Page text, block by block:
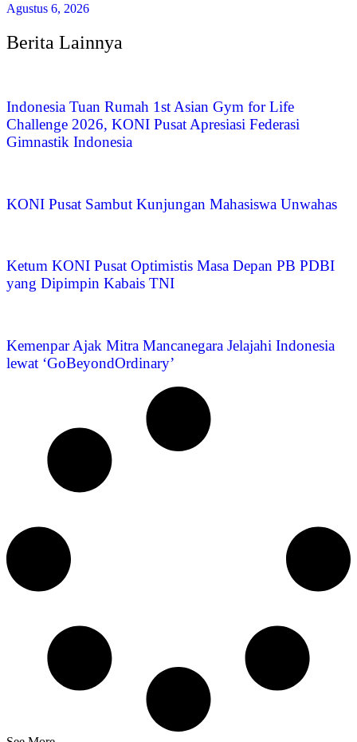
Agustus 6, 2026
Berita Lainnya
Indonesia Tuan Rumah 1st Asian Gym for Life
Challenge 2026, KONI Pusat Apresiasi Federasi
Gimnastik Indonesia
KONI Pusat Sambut Kunjungan Mahasiswa Unwahas
Ketum KONI Pusat Optimistis Masa Depan PB PDBI
yang Dipimpin Kabais TNI
Kemenpar Ajak Mitra Mancanegara Jelajahi Indonesia
lewat ‘GoBeyondOrdinary’